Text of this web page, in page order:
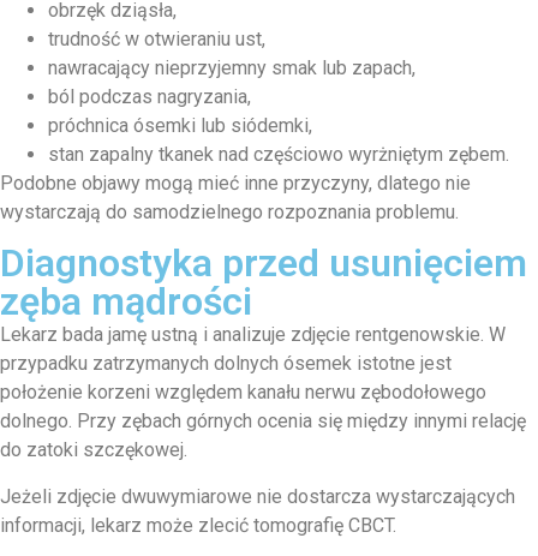
obrzęk dziąsła,
trudność w otwieraniu ust,
nawracający nieprzyjemny smak lub zapach,
ból podczas nagryzania,
próchnica ósemki lub siódemki,
stan zapalny tkanek nad częściowo wyrżniętym zębem.
Podobne objawy mogą mieć inne przyczyny, dlatego nie
wystarczają do samodzielnego rozpoznania problemu.
Diagnostyka przed usunięciem
zęba mądrości
Lekarz bada jamę ustną i analizuje zdjęcie rentgenowskie. W
przypadku zatrzymanych dolnych ósemek istotne jest
położenie korzeni względem kanału nerwu zębodołowego
dolnego. Przy zębach górnych ocenia się między innymi relację
do zatoki szczękowej.
Jeżeli zdjęcie dwuwymiarowe nie dostarcza wystarczających
informacji, lekarz może zlecić tomografię CBCT.